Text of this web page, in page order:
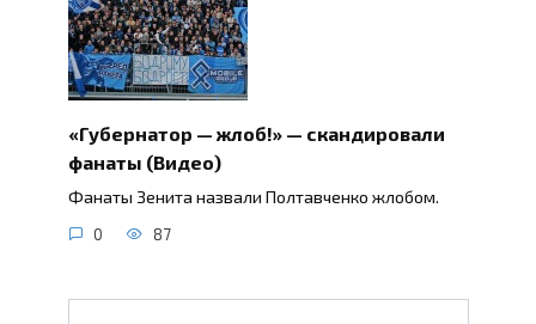
«Губернатор — жлоб!» — скандировали
фанаты (Видео)
Фанаты Зенита назвали Полтавченко жлобом.
0 87